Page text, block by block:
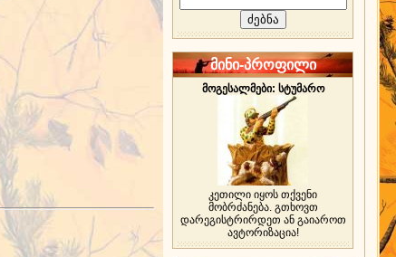
მინი-პროფილი
მოგესალმები: სტუმარო
კეთილი იყოს თქვენი
მობრძანება. გთხოვთ
დარეგისტრირდეთ ან გაიაროთ
ავტორიზაცია!